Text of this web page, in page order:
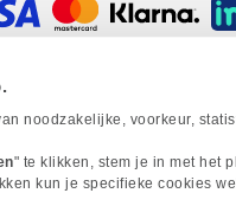
noodzakelijke, voorkeur,
" te klikken, stem je in met het
kun je specifieke cookies